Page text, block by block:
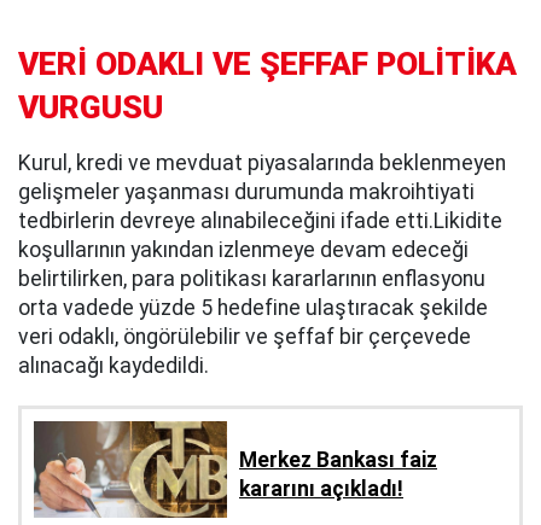
VERİ ODAKLI VE ŞEFFAF POLİTİKA
VURGUSU
Kurul, kredi ve mevduat piyasalarında beklenmeyen
gelişmeler yaşanması durumunda makroihtiyati
tedbirlerin devreye alınabileceğini ifade etti.Likidite
koşullarının yakından izlenmeye devam edeceği
belirtilirken, para politikası kararlarının enflasyonu
orta vadede yüzde 5 hedefine ulaştıracak şekilde
veri odaklı, öngörülebilir ve şeffaf bir çerçevede
alınacağı kaydedildi.
Merkez Bankası faiz
kararını açıkladı!